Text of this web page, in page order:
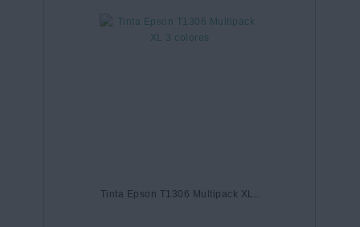
Tinta Epson T1306 Multipack XL..